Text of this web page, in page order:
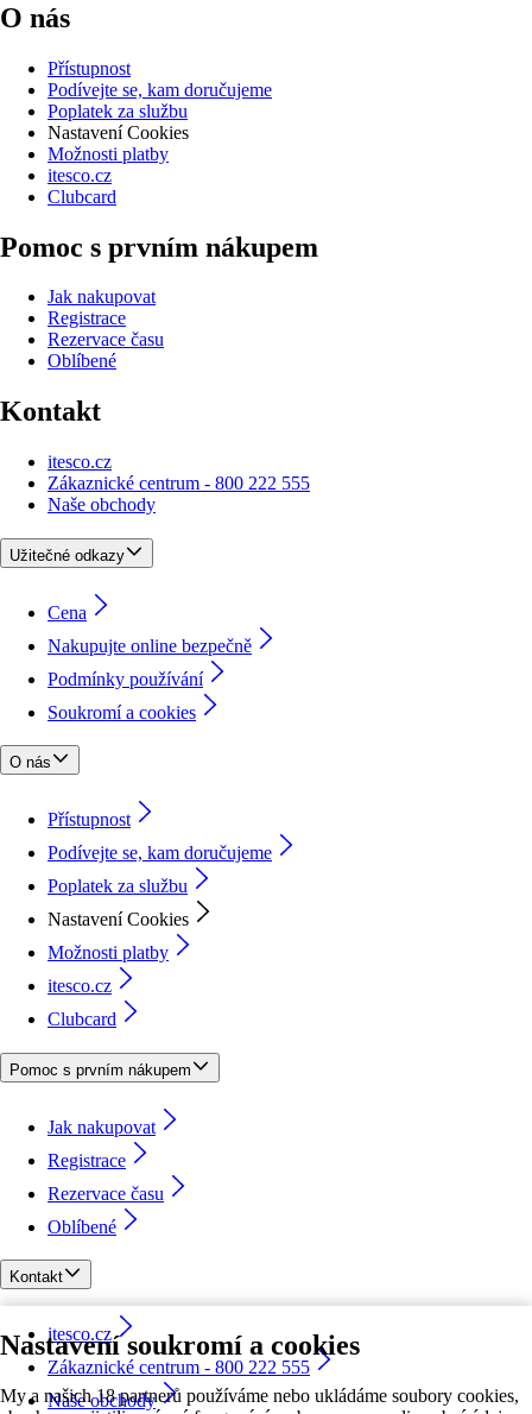
Nastavení soukromí a cookies
My a našich 18 partnerů používáme nebo ukládáme soubory cookies,
O nás
Přístupnost
Podívejte se, kam doručujeme
Poplatek za službu
Nastavení Cookies
Možnosti platby
itesco.cz
Clubcard
Pomoc s prvním nákupem
Jak nakupovat
Registrace
Rezervace času
Oblíbené
Kontakt
itesco.cz
Zákaznické centrum - 800 222 555
Naše obchody
Užitečné odkazy
Cena
Nakupujte online bezpečně
Podmínky používání
Soukromí a cookies
O nás
Přístupnost
Podívejte se, kam doručujeme
Poplatek za službu
Nastavení Cookies
Možnosti platby
itesco.cz
Clubcard
Pomoc s prvním nákupem
Jak nakupovat
Registrace
Rezervace času
Oblíbené
Kontakt
itesco.cz
Zákaznické centrum - 800 222 555
Naše obchody